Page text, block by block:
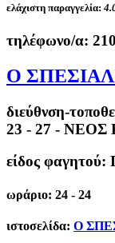
ελάχιστη παραγγελία:
τηλέφωνο/α:
Ο
διεύθνση-
23 - 27 -
είδος
ωράριο: 24 - 24
ιστοσελίδα: Ο